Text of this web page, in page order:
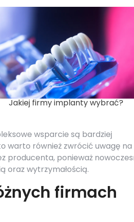
Jakiej firmy implanty wybrać?
wsparcie są bardziej
warto również zwrócić uwagę na
producenta, ponieważ
oraz wytrzymałością.
firmach